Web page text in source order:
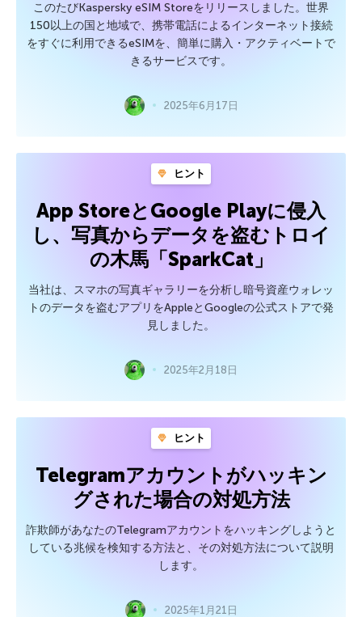
このたびKaspersky eSIM Storeをリリースしました。世界
150以上の国と地域で、携帯電話によるインターネット接続
をすぐに利用できるeSIMを、簡単に購入・アクティベートで
きるサービスです。
2025年6月17日
ヒント
App StoreとGoogle Playに侵入
し、写真からデータを盗むトロイ
の木馬「SparkCat」
当社は、スマホの写真ギャラリーを分析し暗号資産ウォレッ
トのデータを盗むアプリをAppleとGoogleの公式ストアで発
見しました。
2025年2月18日
ヒント
Telegramアカウントがハッキン
グされた場合の対処方法
詐欺師があなたのTelegramアカウントをハッキングしようと
している兆候を検知する方法と、その対処方法について説明
します。
2025年1月21日